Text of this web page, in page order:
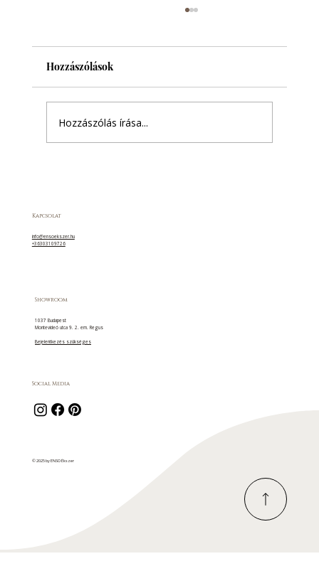
Kapcsolat
info@ensoekszer.hu
+36303109726
Showroom
1037 Budapest
Montevideó utca 9. 2. em. Regus
Bejelentkezés szükséges
Social Media
© 2025 by ENSO Ékszer
Hozzászólások
Hozzászólás írása...